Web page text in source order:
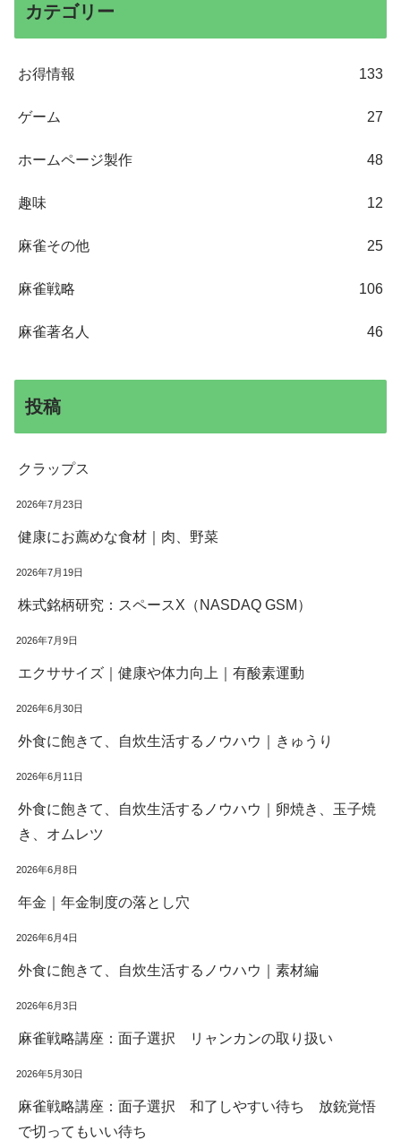
カテゴリー
お得情報 133
ゲーム 27
ホームページ製作 48
趣味 12
麻雀その他 25
麻雀戦略 106
麻雀著名人 46
投稿
クラップス
2026年7月23日
健康にお薦めな食材｜肉、野菜
2026年7月19日
株式銘柄研究：スペースX（NASDAQ GSM）
2026年7月9日
エクササイズ｜健康や体力向上｜有酸素運動
2026年6月30日
外食に飽きて、自炊生活するノウハウ｜きゅうり
2026年6月11日
外食に飽きて、自炊生活するノウハウ｜卵焼き、玉子焼
き、オムレツ
2026年6月8日
年金｜年金制度の落とし穴
2026年6月4日
外食に飽きて、自炊生活するノウハウ｜素材編
2026年6月3日
麻雀戦略講座：面子選択 リャンカンの取り扱い
2026年5月30日
麻雀戦略講座：面子選択 和了しやすい待ち 放銃覚悟
で切ってもいい待ち